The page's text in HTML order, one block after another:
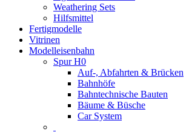
Weathering Sets
Hilfsmittel
Fertigmodelle
Vitrinen
Modelleisenbahn
Spur H0
Auf-, Abfahrten & Brücken
Bahnhöfe
Bahntechnische Bauten
Bäume & Büsche
Car System